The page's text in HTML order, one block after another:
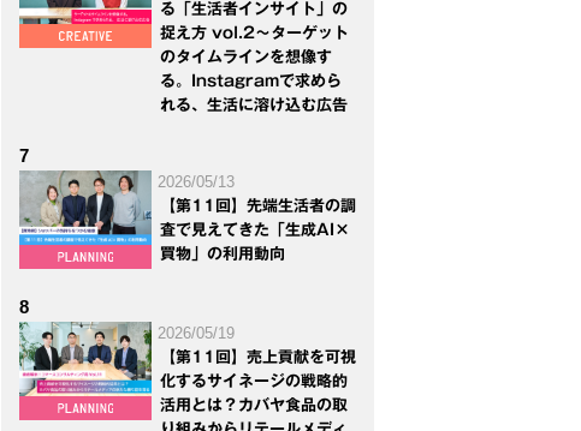
る「生活者インサイト」の
捉え方 vol.2～ターゲット
のタイムラインを想像す
る。Instagramで求めら
れる、生活に溶け込む広告
7
2026/05/13
【第11回】先端生活者の調
査で見えてきた「生成AI×
買物」の利用動向
8
2026/05/19
【第11回】売上貢献を可視
化するサイネージの戦略的
活用とは？カバヤ食品の取